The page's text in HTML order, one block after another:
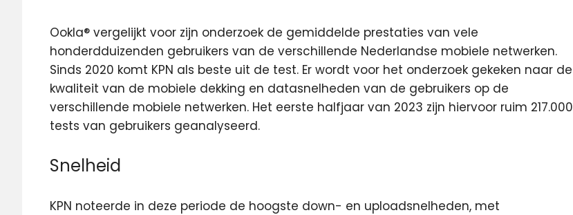
Ookla® vergelijkt voor zijn onderzoek de gemiddelde prestaties van vele
honderdduizenden gebruikers van de verschillende Nederlandse mobiele netwerken.
Sinds 2020 komt KPN als beste uit de test. Er wordt voor het onderzoek gekeken naar de
kwaliteit van de mobiele dekking en datasnelheden van de gebruikers op de
verschillende mobiele netwerken. Het eerste halfjaar van 2023 zijn hiervoor ruim 217.000
tests van gebruikers geanalyseerd.
Snelheid
KPN noteerde in deze periode de hoogste down- en uploadsnelheden, met